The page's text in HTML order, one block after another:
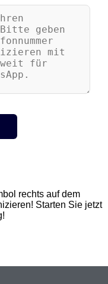
rechts auf dem
Starten Sie jetzt